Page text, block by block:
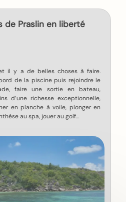
de Praslin en liberté
il y a de belles choses à faire.
de la piscine puis rejoindre le
faire une sortie en bateau,
d’une richesse exceptionnelle,
en planche à voile, plonger en
au spa, jouer au golf…